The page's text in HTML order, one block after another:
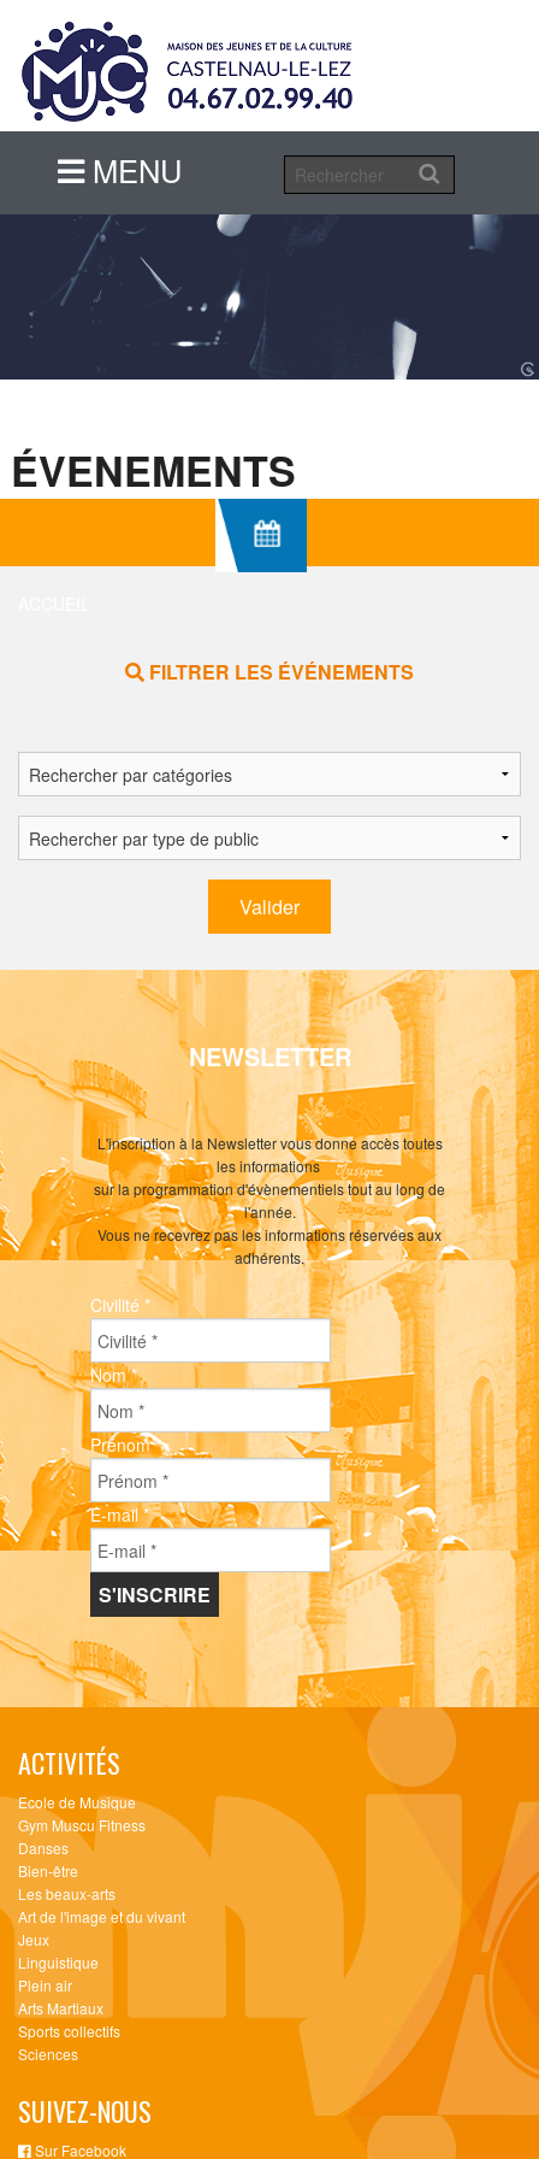
MENU
ÉVENEMENTS
FILTRER LES ÉVÉNEMENTS
NEWSLETTER
L'inscription à la Newsletter vous donne accès toutes
les informations
sur la programmation d'évènementiels tout au long de
l'année.
Vous ne recevrez pas les informations réservées aux
adhérents.
Civilité *
Nom*
Prénom*
E-mail*
ACTIVITÉS
Ecole de Musique
Gym Muscu Fitness
Danses
Bien-être
Les beaux-arts
Art de l'image et du vivant
Jeux
Linguistique
Plein air
Arts Martiaux
Sports collectifs
Sciences
SUIVEZ-NOUS
Sur Facebook